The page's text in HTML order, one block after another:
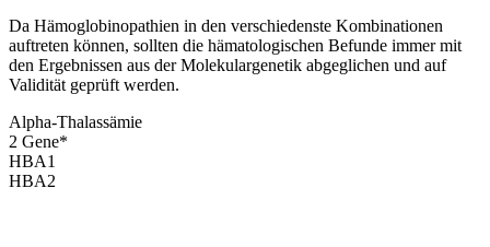
Da Hämoglobinopathien in den verschiedenste Kombinationen
auftreten können, sollten die hämatologischen Befunde immer mit
den Ergebnissen aus der Molekulargenetik abgeglichen und auf
Validität geprüft werden.
Alpha-Thalassämie
2 Gene*
HBA1
HBA2